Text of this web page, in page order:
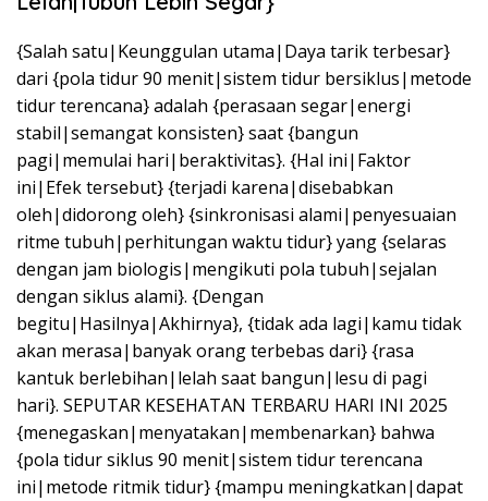
{Salah satu|Keunggulan utama|Daya tarik terbesar}
dari {pola tidur 90 menit|sistem tidur bersiklus|metode
tidur terencana} adalah {perasaan segar|energi
stabil|semangat konsisten} saat {bangun
pagi|memulai hari|beraktivitas}. {Hal ini|Faktor
ini|Efek tersebut} {terjadi karena|disebabkan
oleh|didorong oleh} {sinkronisasi alami|penyesuaian
ritme tubuh|perhitungan waktu tidur} yang {selaras
dengan jam biologis|mengikuti pola tubuh|sejalan
dengan siklus alami}. {Dengan
begitu|Hasilnya|Akhirnya}, {tidak ada lagi|kamu tidak
akan merasa|banyak orang terbebas dari} {rasa
kantuk berlebihan|lelah saat bangun|lesu di pagi
hari}. SEPUTAR KESEHATAN TERBARU HARI INI 2025
{menegaskan|menyatakan|membenarkan} bahwa
{pola tidur siklus 90 menit|sistem tidur terencana
ini|metode ritmik tidur} {mampu meningkatkan|dapat